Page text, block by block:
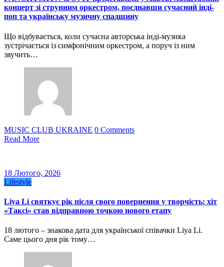
концерт зі струнним оркестром, поєднавши сучасний інді-
поп та українську музичну спадщину
Що відбувається, коли сучасна авторська інді-музика
зустрічається із симфонічним оркестром, а поруч із ним
звучить…
MUSIC CLUB UKRAINE 0 Comments
Read More
18 Лютого, 2026
Lifestyle
Liya Li святкує рік після свого повернення у творчість: хіт
«Таксі» став відправною точкою нового етапу
18 лютого – знакова дата для української співачки Liya Li.
Саме цього дня рік тому…